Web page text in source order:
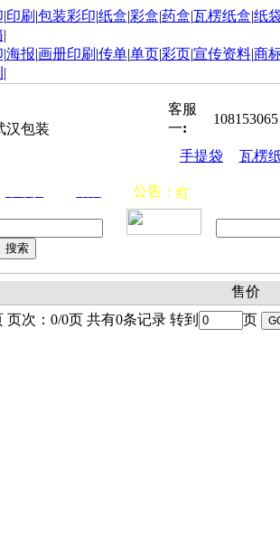
|印刷 |包装彩印|纸盒|彩盒|药盒|瓦楞纸盒|纸
|
|海报|画册印刷 |传单|单页|彩页|宣传资料|商
|
客服
一:
108153065
手提袋 瓦楞
公告：
新冠已开工! 祝
红
招聘：平面设计
代表
售价
次：0/0页 共有0条记录 转到
页